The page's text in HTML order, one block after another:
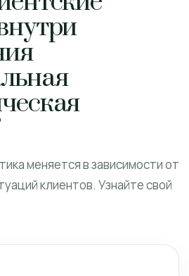
меняется в зависимости от
клиентов. Узнайте свой